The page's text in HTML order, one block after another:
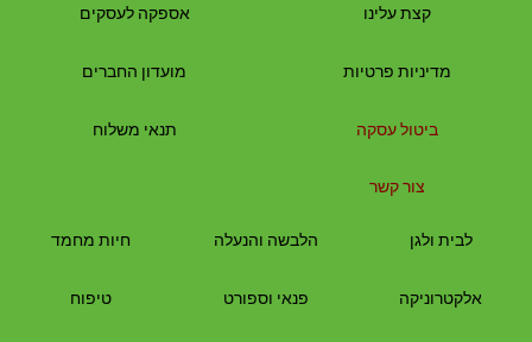
קצת עלינו
מדיניות פרטיות
ביטול עסקה
צור קשר
אספקה לעסקים
מועדון החברים
תנאי משלוח
לבית ולגן
אלקטרוניקה
הלבשה והנעלה
פנאי וספורט
חיות מחמד
טיפוח